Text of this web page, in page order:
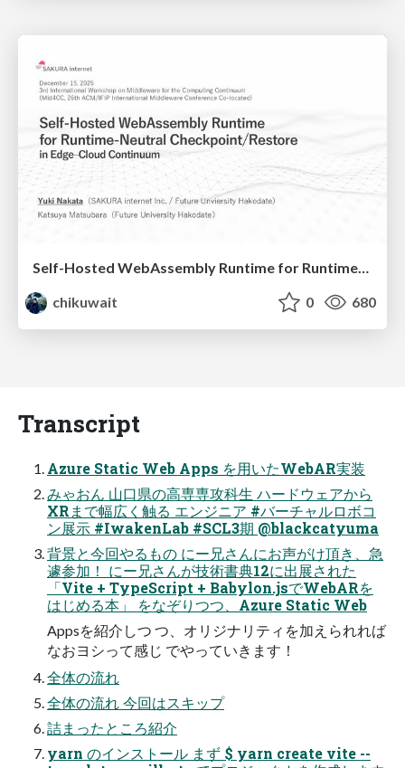
chikuwait
0 680
Transcript
Azure Static Web Apps を用いたWebAR実装
みゃおん 山口県の高専専攻科生 ハードウェアから
XRまで幅広く触る エンジニア #バーチャルロボコ
ン展示 #IwakenLab #SCL3期 @blackcatyuma
背景と今回やるもの にー兄さんにお声がけ頂き、急
遽参加！ にー兄さんが技術書典12に出展された
「Vite + TypeScript + Babylon.jsでWebARを
はじめる本」 をなぞりつつ、Azure Static Web
Appsを紹介しつ つ、オリジナリティを加えられれば
なおヨシって感じ でやっていきます！
全体の流れ
全体の流れ 今回はスキップ
詰まったところ紹介
yarn のインストール まず $ yarn create vite --